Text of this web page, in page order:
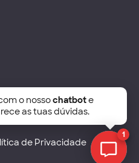
de Privacidade
1
o nossochatbote
as tuas dúvidas.